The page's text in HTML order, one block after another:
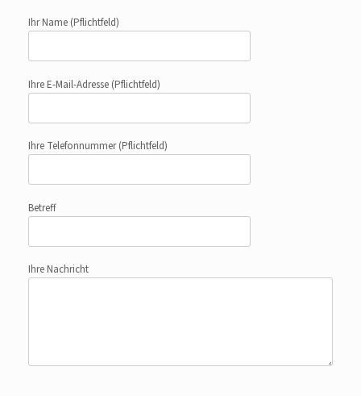
Ihr Name (Pflichtfeld)
Ihre E-Mail-Adresse (Pflichtfeld)
Ihre Telefonnummer(Pflichtfeld)
Betreff
Ihre Nachricht